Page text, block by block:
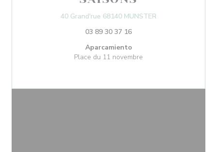
40 Grand'rue 68140 MUNSTER((abre en una
03 89 30 37 16
Aparcamiento
Place du 11 novembre